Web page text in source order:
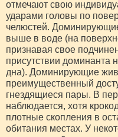
отмечают свою
ударами головы по
челюстей.
выше в воде (на
признавая свое
присутствии доминанта
дна). Доминирующие
преимущественный
гнездящиеся пары. В
наблюдается, хотя
плотные скопления в
обитания местах. У